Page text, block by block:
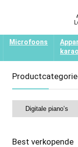
Microfoons
Best verkopende